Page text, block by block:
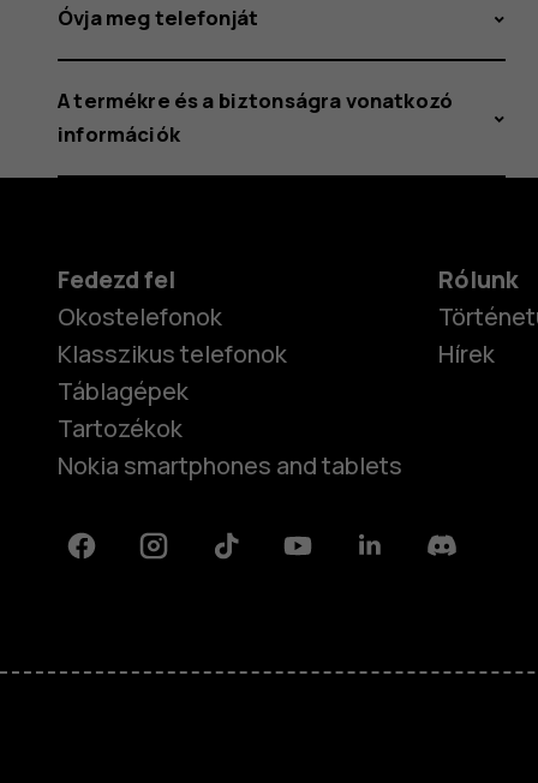
Óvja meg telefonját
A termékre és a biztonságra vonatkozó
információk
Fedezd fel
Okostelefonok
Klasszikus telefonok
Táblagépek
Tartozékok
Nokia smartphones and tablets
Rólunk
Hírek
FacebookInstagramTiktok YoutubeLinkedinDiscord